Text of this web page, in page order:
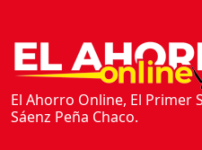
El Ahorro Online, El Primer
Sáenz Peña Chaco.